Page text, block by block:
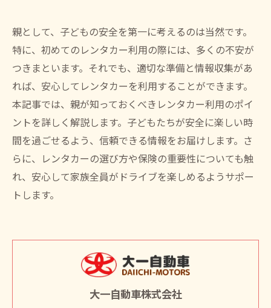
親として、子どもの安全を第一に考えるのは当然です。
特に、初めてのレンタカー利用の際には、多くの不安が
つきまといます。それでも、適切な準備と情報収集があ
れば、安心してレンタカーを利用することができます。
本記事では、親が知っておくべきレンタカー利用のポイ
ントを詳しく解説します。子どもたちが安全に楽しい時
間を過ごせるよう、信頼できる情報をお届けします。さ
らに、レンタカーの選び方や保険の重要性についても触
れ、安心して家族全員がドライブを楽しめるようサポー
トします。
大一自動車株式会社